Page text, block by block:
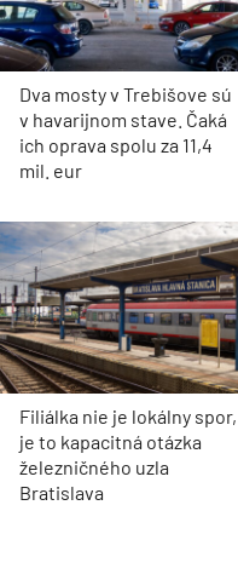
Dva mosty v Trebišove sú
v havarijnom stave. Čaká
ich oprava spolu za 11,4
mil. eur
Filiálka nie je lokálny spor,
je to kapacitná otázka
železničného uzla
Bratislava